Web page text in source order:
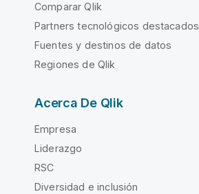
Comparar Qlik
Partners tecnológicos destacados
Fuentes y destinos de datos
Regiones de Qlik
Acerca De Qlik
Empresa
Liderazgo
RSC
Diversidad e inclusión